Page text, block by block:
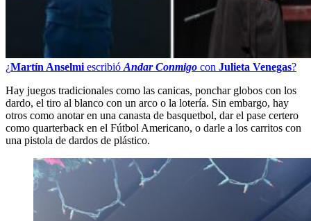
¿Martín Anselmi escribió Andar Conmigo con Julieta Venegas?
Hay juegos tradicionales como las canicas, ponchar globos con los
dardo, el tiro al blanco con un arco o la lotería. Sin embargo, hay
otros como anotar en una canasta de basquetbol, dar el pase certero
como quarterback en el Fútbol Americano, o darle a los carritos con
una pistola de dardos de plástico.